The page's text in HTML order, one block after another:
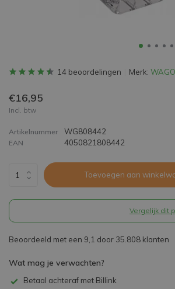
14 beoordelingen Merk: WAGO
€16,95
Incl. btw
Artikelnummer WG808442
EAN 4050821808442
Toevoegen aan
Vergelijk dit
Beoordeeld met een 9,1 door 35.808 klanten
Wat mag je verwachten?
Betaal achteraf met Billink